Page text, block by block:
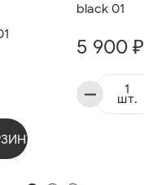
black 01
5 900 ₽
шт.